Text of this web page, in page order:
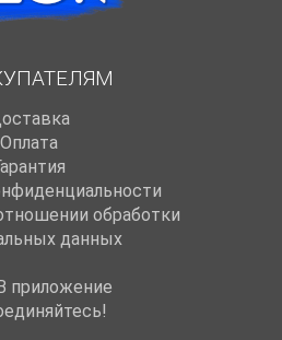
Оплата
обработки
данных
приложение